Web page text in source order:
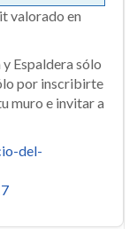
valorado en
Espaldera sólo
por inscribirte
muro e invitar a
del-